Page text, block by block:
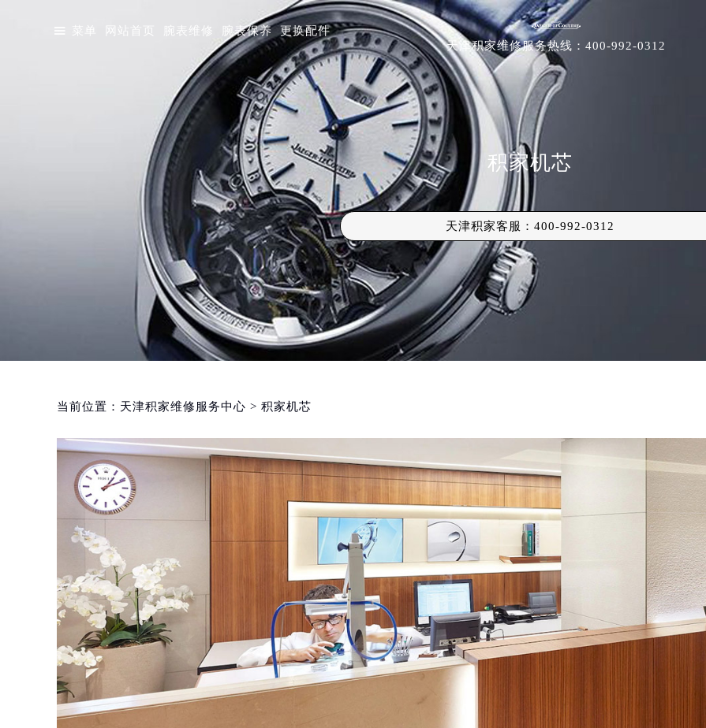
 菜单 网站首页 腕表维修 腕表保养
更换配件
天津积家维修服务热线： 400-992-0312
天津金融中心店 成都东原中心店
积家机芯
天津积家客服： 400-992-0312
当前位置： 天津积家维修服务中心 > 积家机芯